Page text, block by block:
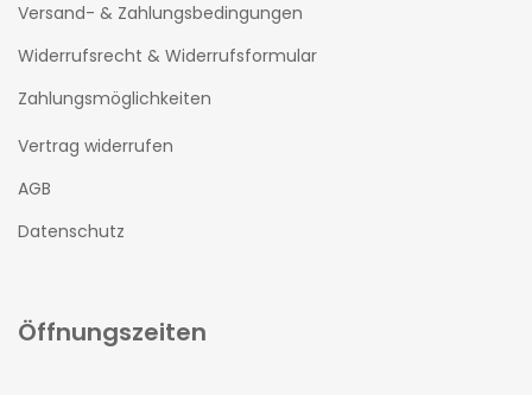
Versand- & Zahlungsbedingungen
Widerrufsrecht & Widerrufsformular
Zahlungsmöglichkeiten
Vertrag widerrufen
AGB
Datenschutz
Öffnungszeiten